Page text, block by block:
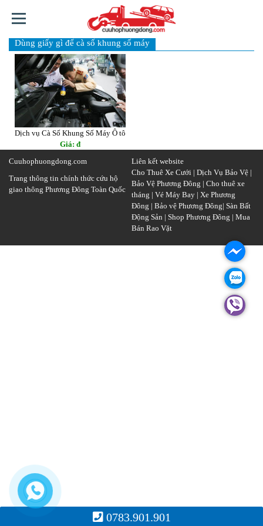
TRANG
CHỦ
GIỚI
THIỆU
VỤ
TIN
TỨC
SỰ
REPLICA
Dùng giấy gì để cà số khung số máy
Dịch vụ Cà Số Khung Số Máy Ô tô
Giá: đ
Cuuhophuongdong.com
Trang thông tin chính thức cứu hộ
giao thông Phương Đông Toàn Quốc
Liên kết website
Cho Thuê Xe Cưới | Dịch Vụ Bảo Vệ |
Bảo Vệ Phương Đông | Cho thuê xe
tháng | Vé Máy Bay | Xe Phương
Đông | Bảo vệ Phương Đông| Sàn Bất
Động Sản | Shop Phương Đông | Mua
Bán Rao Vặt
0783.901.901